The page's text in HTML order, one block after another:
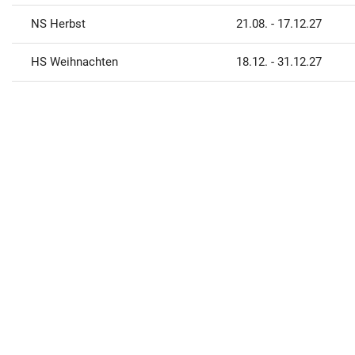
NS Herbst 21.08. - 17.12.27
HS Weihnachten 18.12. - 31.12.27